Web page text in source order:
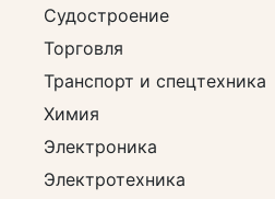
Судостроение
Торговля
Транспорт и спецтехника
Химия
Электроника
Электротехника